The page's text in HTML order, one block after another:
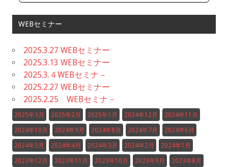
WEBセミナー
2025.3.27 WEBセミナー
2025.3.13 WEBセミナー
2025.3.４WEBセミナ－
2025.2.27 WEBセミナー
2025.2.25 WEBセミナ－
2025年3月 2025年2月 2025年1月 2024年12月 2024年11月
2024年10月 2024年9月 2024年8月 2024年7月 2024年6月
2024年5月 2024年4月 2024年3月 2024年2月 2024年1月
2023年12月 2023年11月 2023年10月 2023年9月 2023年8月